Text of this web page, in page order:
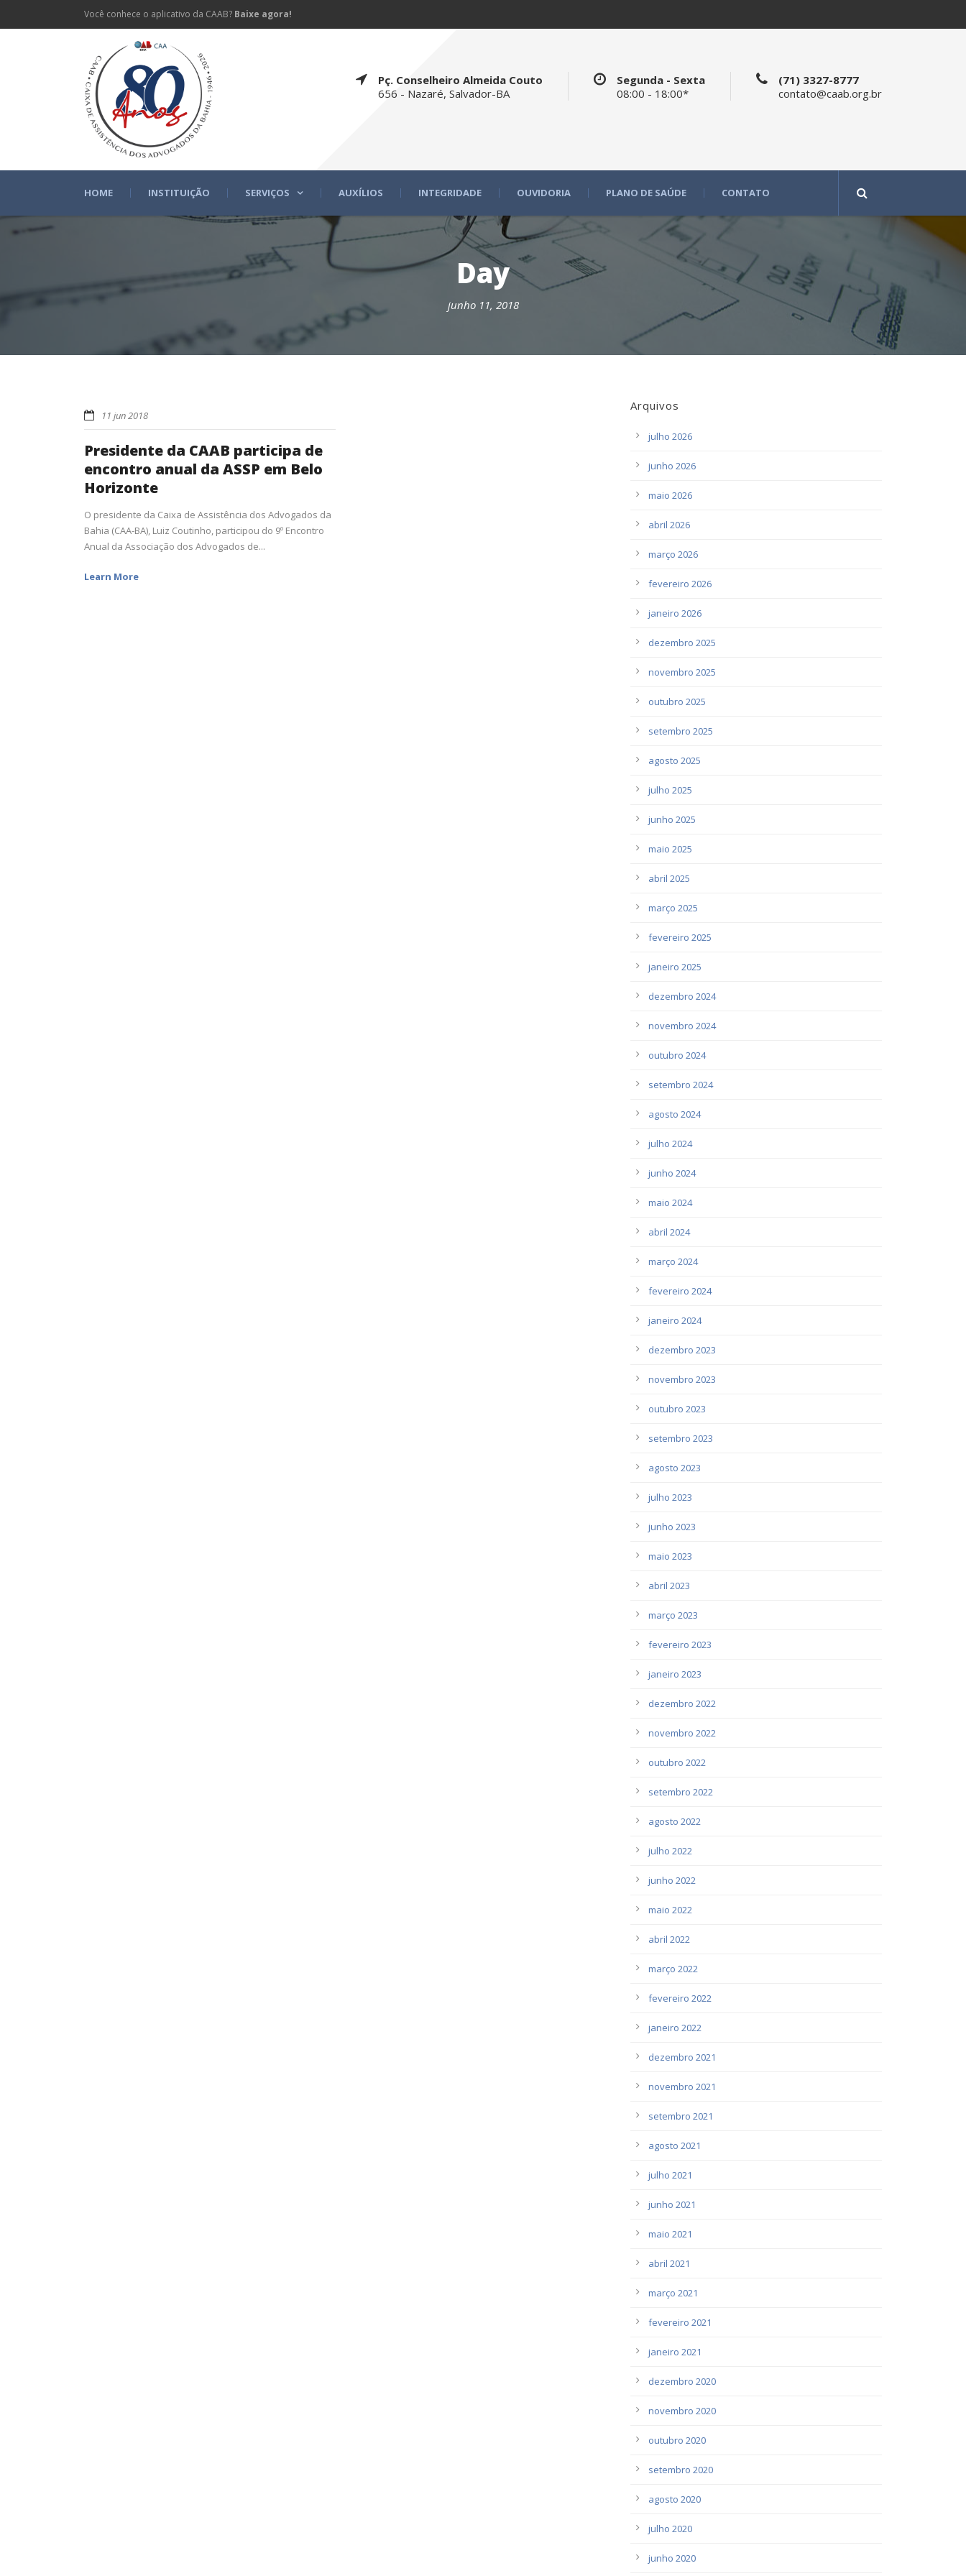
Você conhece o aplicativo da CAAB? Baixe agora!
Pç. Conselheiro Almeida Couto
656 - Nazaré, Salvador-BA
Segunda - Sexta
08:00 - 18:00*
(71) 3327-8777
contato@caab.org.br
HOME INSTITUIÇÃO SERVIÇOS AUXÍLIOS INTEGRIDADE OUVIDORIA PLANO DE SAÚDE CONTATO
Day
junho 11, 2018
11 jun 2018
Presidente da CAAB participa de
encontro anual da ASSP em Belo
Horizonte
O presidente da Caixa de Assistência dos Advogados da
Bahia (CAA-BA), Luiz Coutinho, participou do 9º Encontro
Anual da Associação dos Advogados de...
Learn More
Arquivos
julho 2026
junho 2026
maio 2026
abril 2026
março 2026
fevereiro 2026
janeiro 2026
dezembro 2025
novembro 2025
outubro 2025
setembro 2025
agosto 2025
julho 2025
junho 2025
maio 2025
abril 2025
março 2025
fevereiro 2025
janeiro 2025
dezembro 2024
novembro 2024
outubro 2024
setembro 2024
agosto 2024
julho 2024
junho 2024
maio 2024
abril 2024
março 2024
fevereiro 2024
janeiro 2024
dezembro 2023
novembro 2023
outubro 2023
setembro 2023
agosto 2023
julho 2023
junho 2023
maio 2023
abril 2023
março 2023
fevereiro 2023
janeiro 2023
dezembro 2022
novembro 2022
outubro 2022
setembro 2022
agosto 2022
julho 2022
junho 2022
maio 2022
abril 2022
março 2022
fevereiro 2022
janeiro 2022
dezembro 2021
novembro 2021
setembro 2021
agosto 2021
julho 2021
junho 2021
maio 2021
abril 2021
março 2021
fevereiro 2021
janeiro 2021
dezembro 2020
novembro 2020
outubro 2020
setembro 2020
agosto 2020
julho 2020
junho 2020